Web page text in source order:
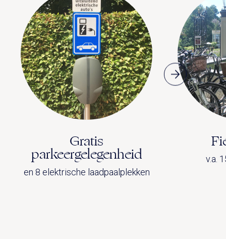
Gratis
parkeergelegenheid
en 8 elektrische laadpaalplekken
v.a.